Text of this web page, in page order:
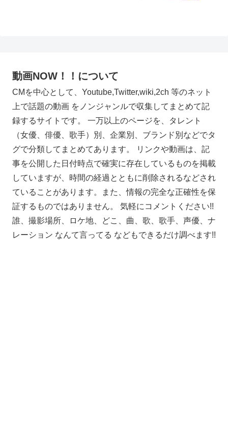
動画NOW！！について
CMを中心として、Youtube,Twitter,wiki,2ch 等のネット
上で話題の動画 をノンジャンルで収集してまとめて記
録するサイトです。 一万以上のページを、タレント
（女優、俳優、歌手）別、企業別、ブランド別などでタ
グで分類してまとめてあります。 リンクや動画は、記
事を公開した日付時点で確実に存在しているものを掲載
していますが、時間の経過とともに削除されるなどされ
ていることがあります。また、情報の完全な正確性を保
証するものではありません。 気軽にコメントください!!
誰、撮影場所、ロケ地、どこ、曲、歌、歌手、声優、ナ
レーション なんて言ってる などもできるだけ調べます!!